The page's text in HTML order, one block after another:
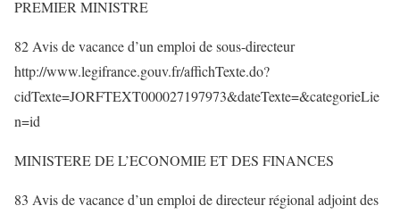
PREMIER MINISTRE
82 Avis de vacance d’un emploi de sous-directeur
http://www.legifrance.gouv.fr/affichTexte.do?
cidTexte=JORFTEXT000027197973&dateTexte=&categorieLie
n=id
MINISTERE DE L’ECONOMIE ET DES FINANCES
83 Avis de vacance d’un emploi de directeur régional adjoint des